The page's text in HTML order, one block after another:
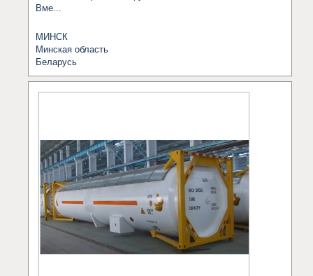
Вме...
МИНСК
Минская область
Беларусь